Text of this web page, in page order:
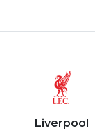
Liverpool